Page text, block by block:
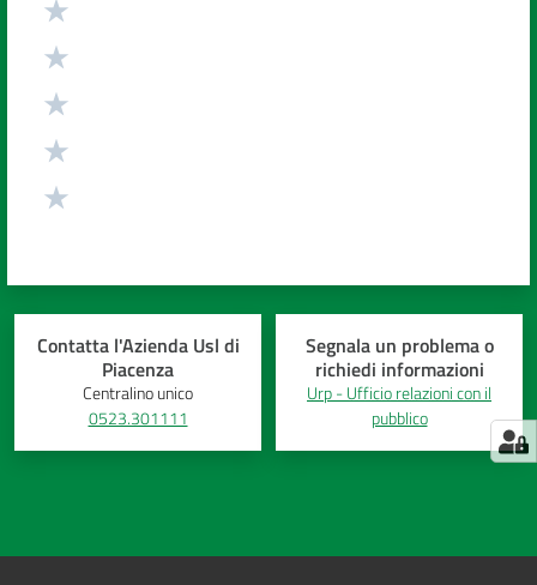
Contatta l'Azienda Usl di
Piacenza
Centralino unico
0523.301111
Segnala un problema o
richiedi informazioni
Urp - Ufficio relazioni con il
pubblico